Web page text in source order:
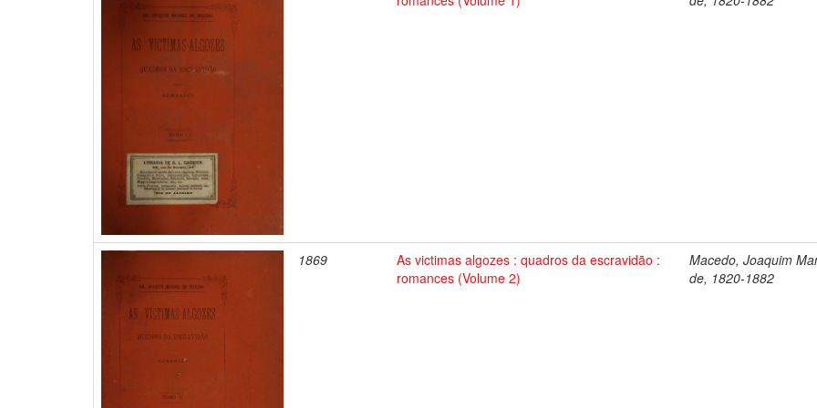
1869
As victimas algozes : quadros da escravidão :
romances (Volume 2)
Macedo, Joaquim
de, 1820-1882